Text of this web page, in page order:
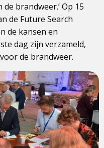
brandweer.’ Op 15
de Future Search
de kansen en
dag zijn verzameld,
de brandweer.